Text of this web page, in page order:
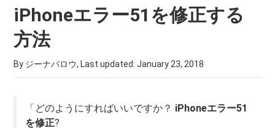
iPhoneエラー51を修正する
方法
By ジーナバロウ, Last updated:January 23, 2018
「どのようにすればいいですか？ iPhoneエラー51
を修正?